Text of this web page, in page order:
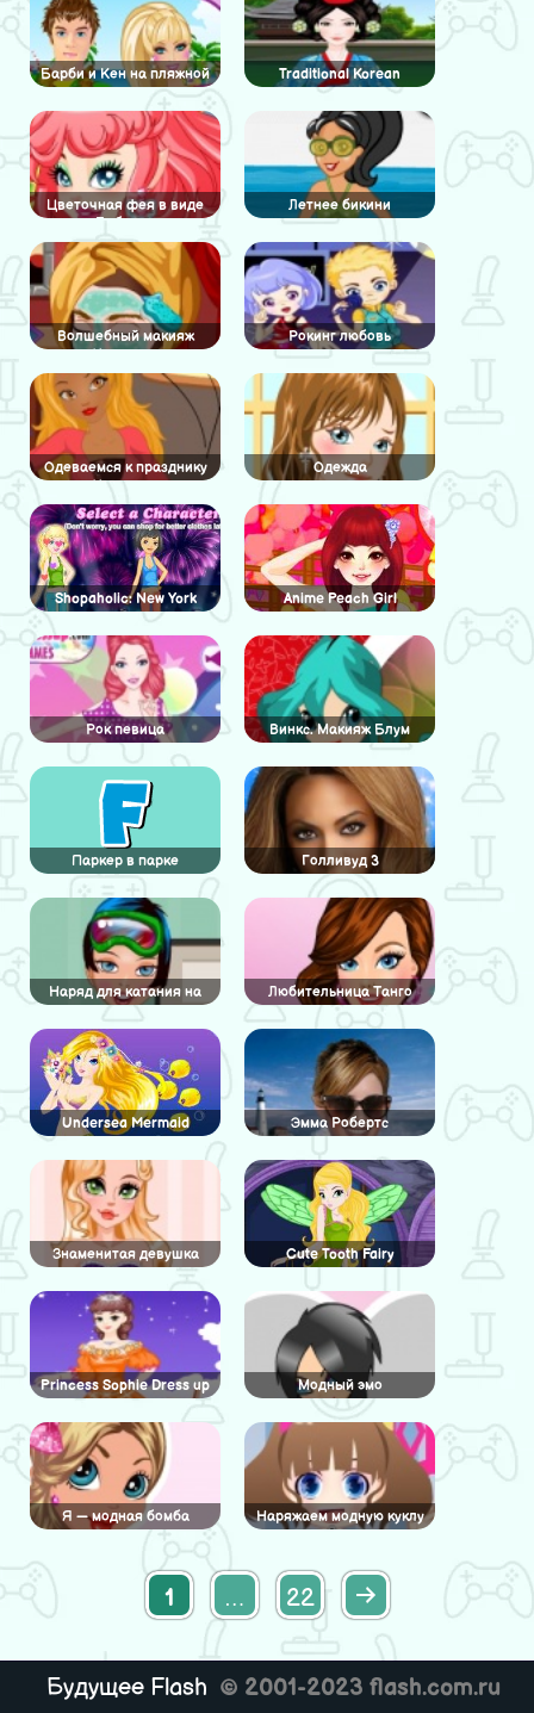
Барби и Кен на пляжной
вечеринке
Traditional Korean
Цветочная фея в виде
Бабочки
Летнее бикини
Волшебный макияж
Хогварда
Рокинг любовь
Одеваемся к празднику
Хэллоуин
Одежда
Shopaholic: New York Anime Peach Girl
Рок певица Винкс. Макияж Блум
Паркер в парке Голливуд 3
Наряд для катания на
лыжах
Любительница Танго
Undersea Mermaid Эмма Робертс
Знаменитая девушка Cute Tooth Fairy
Princess Sophie Dress up Модный эмо
Я — модная бомба Наряжаем модную куклу
1 … 22
Будущее Flash © 2001-2023 flash.com.ru